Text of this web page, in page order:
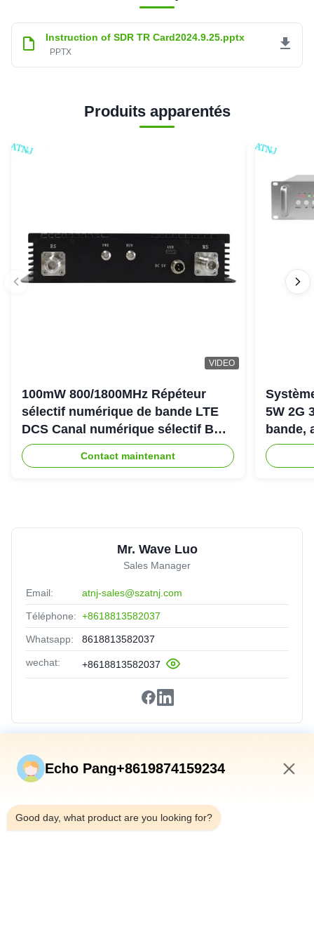
Instruction of SDR TR Card2024.9.25.pptx
PPTX
Produits apparentés
VIDEO
100mW 800/1800MHz Répéteur
sélectif numérique de bande LTE
DCS Canal numérique sélectif Bda
Pico Répéteur
Contact maintenant
5W 2G
bande,
Mr. Wave Luo
Sales Manager
Email: atnj-sales@szatnj.com
Téléphone: +8618813582037
Whatsapp: 8618813582037
wechat: +8618813582037
Liens Rapides
Produits
À Propos De Nous
Echo Pang+8619874159234
Good day, what product are you looking for?